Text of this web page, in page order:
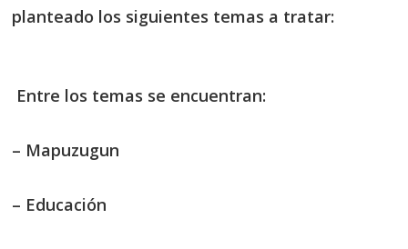
planteado los siguientes temas a tratar:
Entre los temas se encuentran:
– Mapuzugun
– Educación